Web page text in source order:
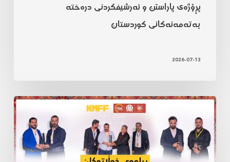
پڕۆژەی پاراستن و ئەرشیفکردنی درەختە
بەتەمەنەکانی کوردستان
2026-07-13